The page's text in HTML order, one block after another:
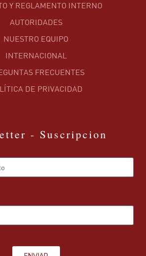
Y REGLAMENTO INTERNO
AUTORIDADES
NUESTRO EQUIPO
INTERNACIONAL
FRECUENTES
DE PRIVACIDAD
- Suscripcion